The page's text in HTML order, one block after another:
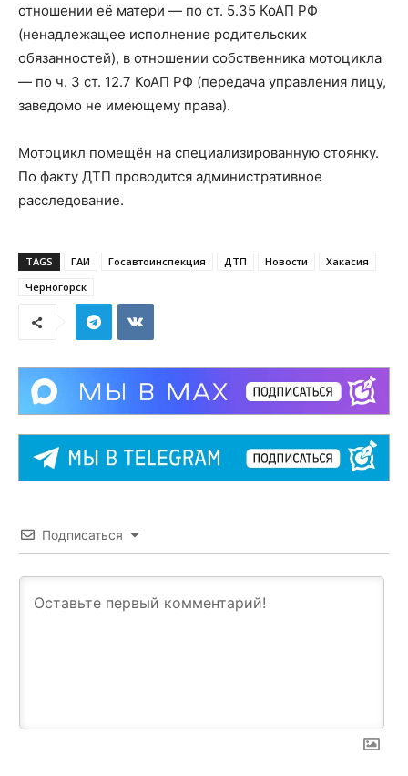
отношении её матери — по ст. 5.35 КоАП РФ
(ненадлежащее исполнение родительских
обязанностей), в отношении собственника мотоцикла
— по ч. 3 ст. 12.7 КоАП РФ (передача управления лицу,
заведомо не имеющему права).
Мотоцикл помещён на специализированную стоянку.
По факту ДТП проводится административное
расследование.
TAGS ГАИ Госавтоинспекция ДТП Новости
Хакасия
Черногорск
Подписаться